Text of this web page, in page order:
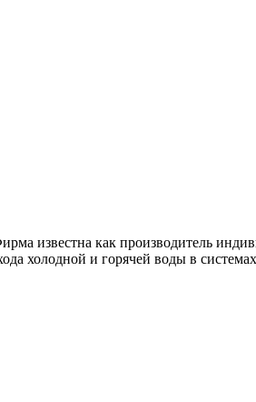
известна как производитель
холодной и горячей воды в